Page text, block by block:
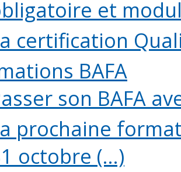
et
certification
BAFA
son BAFA
prochaine
octobre (...)